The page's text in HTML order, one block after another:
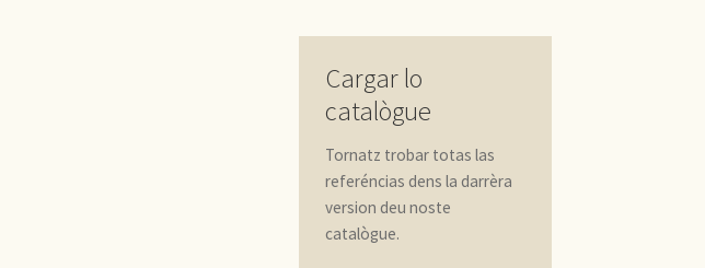
Cargar lo
catalògue
Tornatz trobar totas las
referéncias dens la darrèra
version deu noste
catalògue.